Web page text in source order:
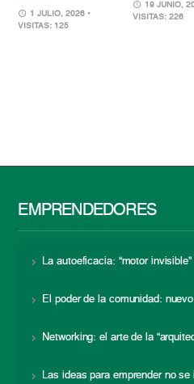
1 JULIO, 2026 •
VISITAS: 125
19 JUNIO,
VISITAS: 226
EMPRENDEDORES
La autoeficacia: “motor
El poder de la comunidad:
Networking: el arte de la
Las ideas para emprender no